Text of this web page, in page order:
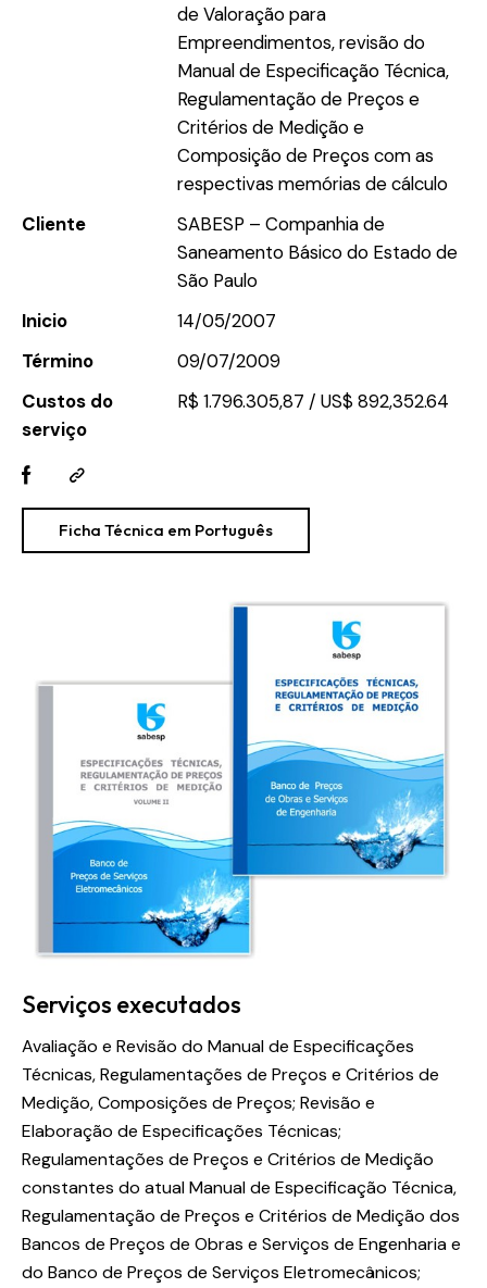
de Valoração para
Empreendimentos, revisão do
Manual de Especificação Técnica,
Regulamentação de Preços e
Critérios de Medição e
Composição de Preços com as
respectivas memórias de cálculo
Cliente
SABESP – Companhia de
Saneamento Básico do Estado de
São Paulo
Inicio
14/05/2007
Término
09/07/2009
Custos do
serviço
R$ 1.796.305,87 / US$ 892,352.64
Ficha Técnica em Português
Serviços executados
Avaliação e Revisão do Manual de Especificações
Técnicas, Regulamentações de Preços e Critérios de
Medição, Composições de Preços; Revisão e
Elaboração de Especificações Técnicas;
Regulamentações de Preços e Critérios de Medição
constantes do atual Manual de Especificação Técnica,
Regulamentação de Preços e Critérios de Medição dos
Bancos de Preços de Obras e Serviços de Engenharia e
do Banco de Preços de Serviços Eletromecânicos;